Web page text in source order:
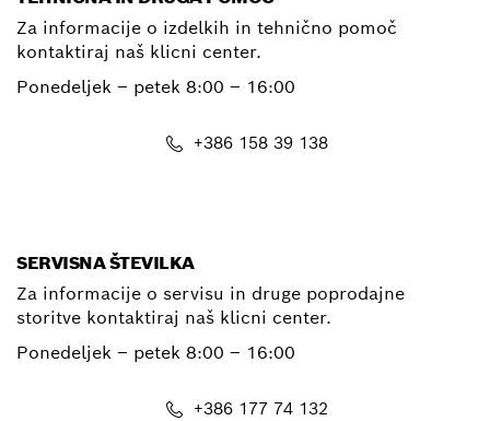
Za informacije o izdelkih in tehnično pomoč
kontaktiraj naš klicni center.
Ponedeljek – petek 8:00 – 16:00
+386 158 39 138
SERVISNA ŠTEVILKA
Za informacije o servisu in druge poprodajne
storitve kontaktiraj naš klicni center.
Ponedeljek – petek 8:00 – 16:00
+386 177 74 132